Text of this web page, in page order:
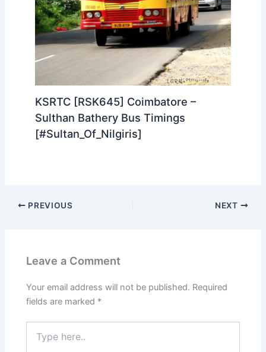
KSRTC [RSK645] Coimbatore –
Sulthan Bathery Bus Timings
[#Sultan_Of_Nilgiris]
PREVIOUS NEXT
Leave a Comment
Your email address will not be published. Required
fields are marked *
here..